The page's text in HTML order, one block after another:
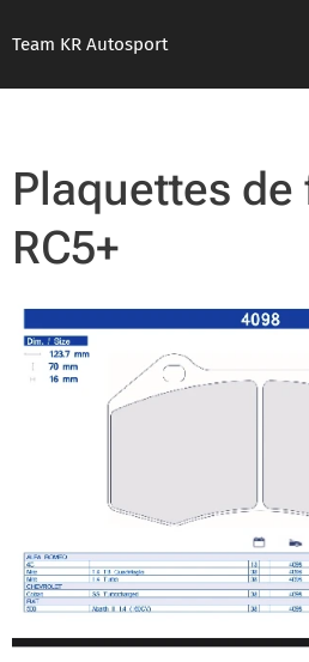
Team KR Autosport
Plaquettes de
RC5+